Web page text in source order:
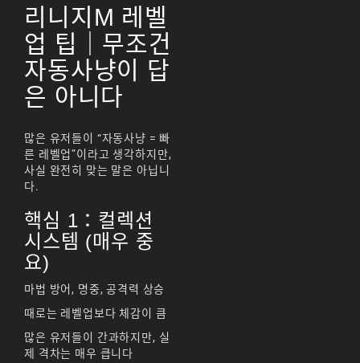
리니지M 레벨
업 팁｜무조건
자동사냥이 답
은 아니다
많은 유저들이 “자동사냥 = 빠
른 레벨업”이라고 생각하지만,
사실 완전히 맞는 말은 아닙니
다.
핵심 1：컬렉션
시스템 (매우 중
요)
마법 방어, 명중, 공격력 상승
때로는 레벨업보다 체감이 큼
많은 유저들이 간과하지만, 실
제 격차는 매우 큽니다